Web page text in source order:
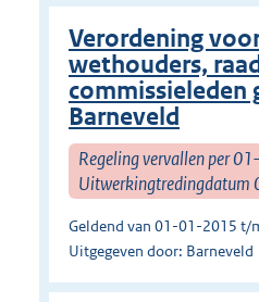
Verordening
wethouders,
commissieleden
Barneveld
Regeling vervallen per
Geldend van 01-01-2015 t/
Uitgegeven door: Barneveld